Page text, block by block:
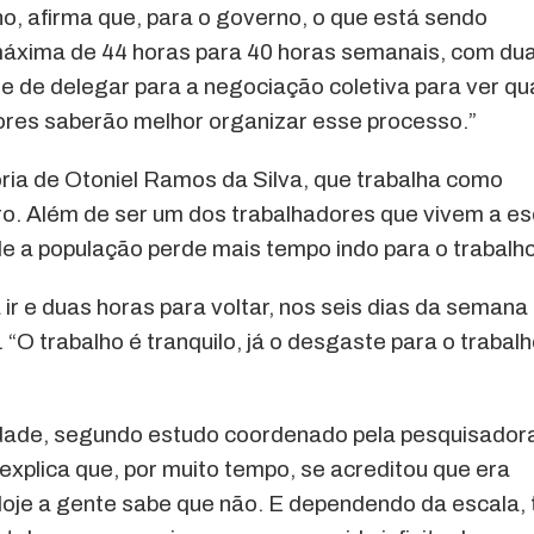
afirma que, para o governo, o que está sendo
de 44 horas para 40 horas semanais, com
de delegar para a negociação coletiva para ver
saberão melhor organizar esse processo.”
de Otoniel Ramos da Silva, que trabalha como
Além de ser um dos trabalhadores que vivem a
a população perde mais tempo indo para o
e duas horas para voltar, nos seis dias da semana
trabalho é tranquilo, já o desgaste para o
segundo estudo coordenado pela
que, por muito tempo, se acreditou que era
a gente sabe que não. E dependendo da escala,